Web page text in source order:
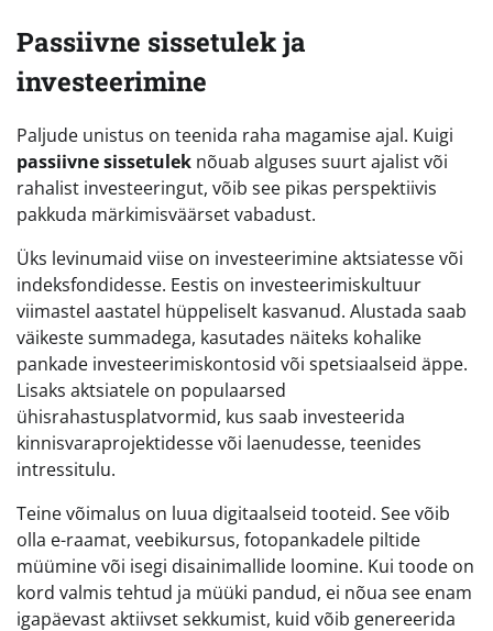
Passiivne sissetulek ja
investeerimine
Paljude unistus on teenida raha magamise ajal. Kuigi
passiivne sissetulek nõuab alguses suurt ajalist või
rahalist investeeringut, võib see pikas perspektiivis
pakkuda märkimisväärset vabadust.
Üks levinumaid viise on investeerimine aktsiatesse või
indeksfondidesse. Eestis on investeerimiskultuur
viimastel aastatel hüppeliselt kasvanud. Alustada saab
väikeste summadega, kasutades näiteks kohalike
pankade investeerimiskontosid või spetsiaalseid äppe.
Lisaks aktsiatele on populaarsed
ühisrahastusplatvormid, kus saab investeerida
kinnisvaraprojektidesse või laenudesse, teenides
intressitulu.
Teine võimalus on luua digitaalseid tooteid. See võib
olla e-raamat, veebikursus, fotopankadele piltide
müümine või isegi disainimallide loomine. Kui toode on
kord valmis tehtud ja müüki pandud, ei nõua see enam
igapäevast aktiivset sekkumist, kuid võib genereerida